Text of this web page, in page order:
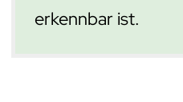
erkennbar ist.